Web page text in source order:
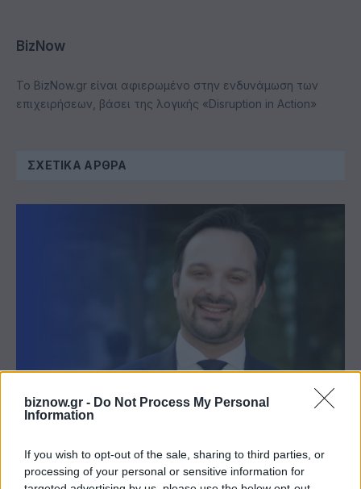
biznow.gr - Do Not Process My Personal
Information
If you wish to opt-out of the sale, sharing to third parties, or
processing of your personal or sensitive information for
BizNow
Το BizNow.gr είναι αφιερωμένο στην ενδυνάμωση των
επιχειρήσεων, βάσει της λογικής «Disruption in Action»
ΣΧΕΤΙΚΆ ΆΡΘΡΑ
KPMG: Έκθεση “Pulse of Private Equity” Q2 2026